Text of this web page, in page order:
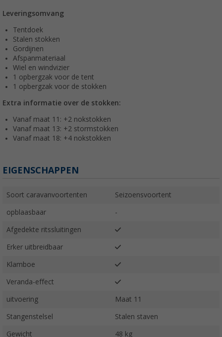
Leveringsomvang
Tentdoek
Stalen stokken
Gordijnen
Afspanmateriaal
Wiel en windvizier
1 opbergzak voor de tent
1 opbergzak voor de stokken
Extra informatie over de stokken:
Vanaf maat 11: +2 nokstokken
Vanaf maat 13: +2 stormstokken
Vanaf maat 18: +4 nokstokken
EIGENSCHAPPEN
Soort caravanvoortenten Seizoensvoortent
opblaasbaar -
Afgedekte ritssluitingen
Erker uitbreidbaar
Klamboe
Veranda-effect
uitvoering Maat 11
Stangenstelsel Stalen staven
Gewicht 48 kg